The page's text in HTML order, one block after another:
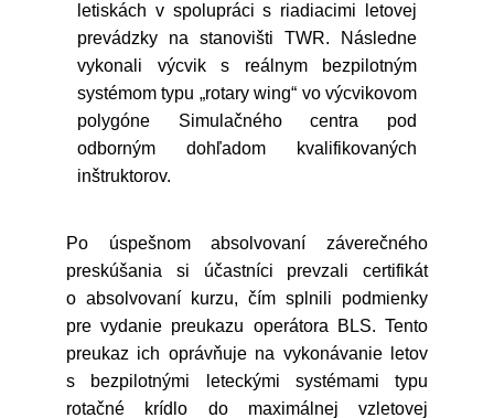
letiskách v spolupráci s riadiacimi letovej
prevádzky na stanovišti TWR. Následne
vykonali výcvik s reálnym bezpilotným
systémom typu „rotary wing“ vo výcvikovom
polygóne Simulačného centra pod
odborným dohľadom kvalifikovaných
inštruktorov.
Po úspešnom absolvovaní záverečného
preskúšania si účastníci prevzali certifikát
o absolvovaní kurzu, čím splnili podmienky
pre vydanie preukazu operátora BLS. Tento
preukaz ich oprávňuje na vykonávanie letov
s bezpilotnými leteckými systémami typu
rotačné krídlo do maximálnej vzletovej